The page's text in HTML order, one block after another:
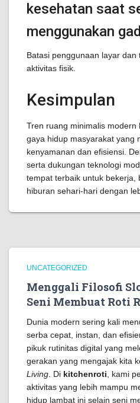
kesehatan saat
menggunakan
Batasi penggunaan layar dan
aktivitas fisik.
Kesimpulan
Tren ruang minimalis modern
gaya hidup masyarakat yang
kenyamanan dan efisiensi.
serta dukungan teknologi
tempat terbaik untuk bekerja,
hiburan sehari-hari dengan
UNCATEGORIZED
Menggali Filosofi
Seni Membuat Roti
Dunia modern sering kali
serba cepat, instan, dan
pikuk rutinitas digital yang
gerakan yang mengajak kita
Living . Di kitchenroti , kami
aktivitas yang lebih mampu
hidup lambat ini selain seni